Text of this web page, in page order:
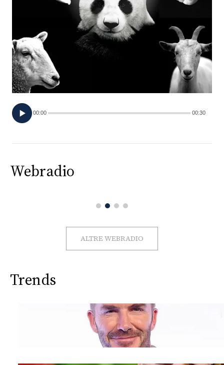
EVENTI
VIDEO
TV
PRINCIPATO
00:00 00:30
Webradio
ALTRE WEBRADIO
Trends